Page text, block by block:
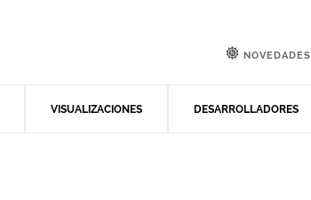
VISUALIZACIONES DESARROLLADORES
NOVEDADES